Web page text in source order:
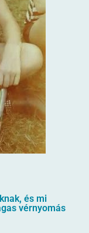
és mi
vérnyomás